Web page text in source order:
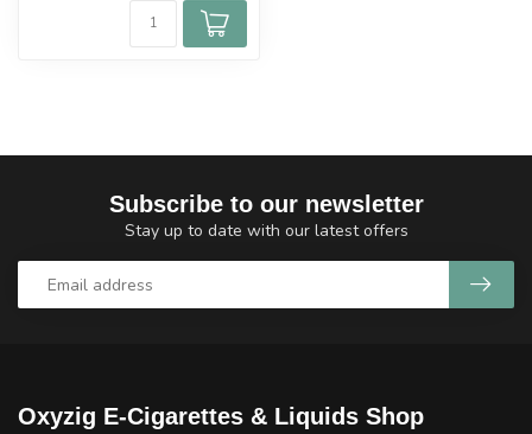
Subscribe to our newsletter
Stay up to date with our latest offers
Oxyzig E-Cigarettes & Liquids Shop